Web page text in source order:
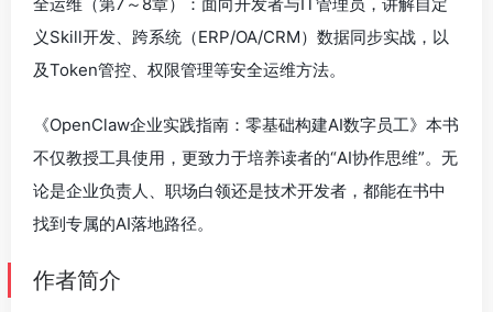
义Skill开发、跨系统（ERP/OA/CRM）数据同步实战，以
及Token管控、权限管理等安全运维方法。
《OpenClaw企业实践指南：零基础构建AI数字员工》本书
不仅教授工具使用，更致力于培养读者的“AI协作思维”。无
论是企业负责人、职场白领还是技术开发者，都能在书中
找到专属的AI落地路径。
作者简介